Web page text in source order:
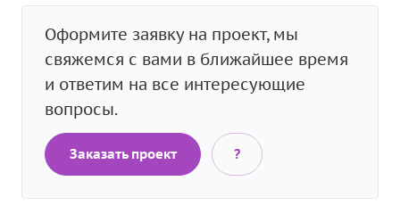
Оформите заявку на проект, мы
свяжемся с вами в ближайшее время
и ответим на все интересующие
вопросы.
Заказать проект ?